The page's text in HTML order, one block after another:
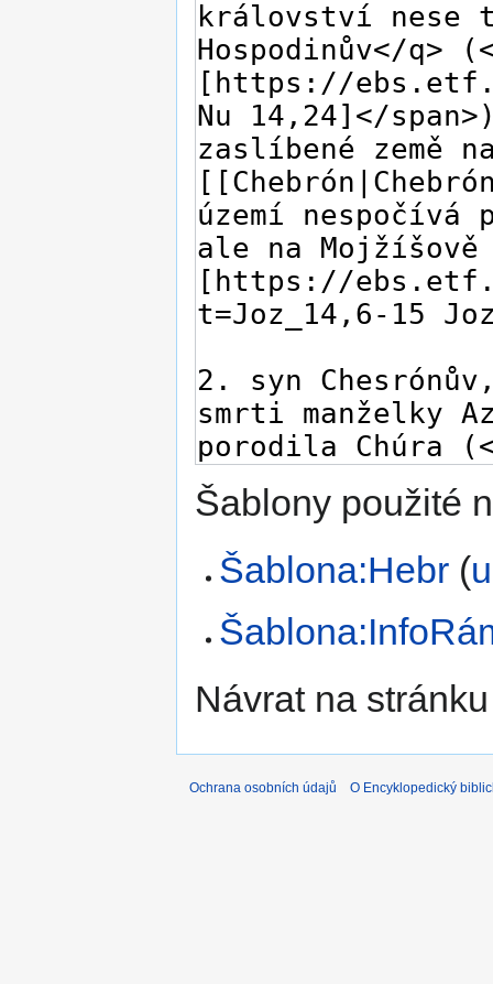
Šablony použité
Šablona:Hebr (
Návrat na stránku
Ochrana osobních údajů O Encyklopedický